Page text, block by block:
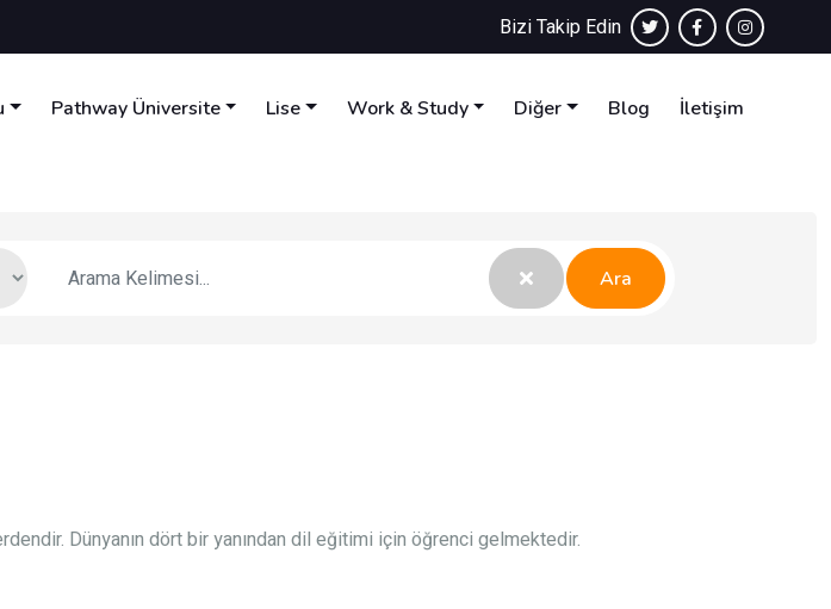
Bizi Takip Edin
Pathway Üniversite Lise Work & Study Diğer Blog İletişim
Ara
Dünyanın dört bir yanından dil eğitimi için öğrenci gelmektedir.